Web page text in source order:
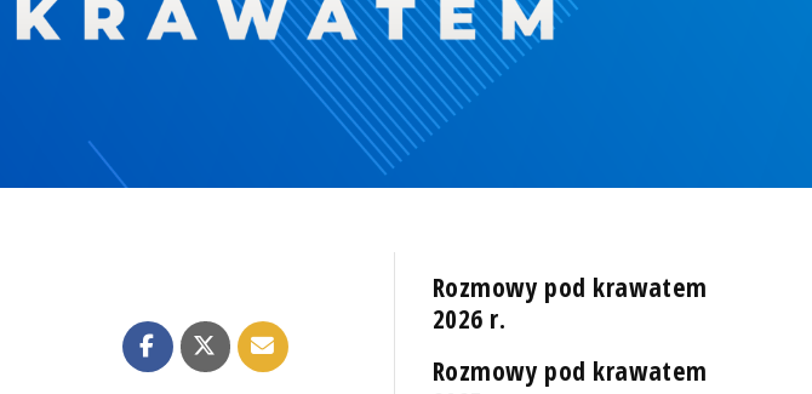
Rozmowy pod krawatem
2026 r.
Rozmowy pod krawatem